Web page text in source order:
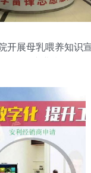
开展母乳喂养知识